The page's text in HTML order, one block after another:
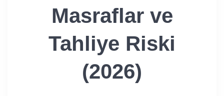
Masraflar ve
Tahliye Riski
(2026)